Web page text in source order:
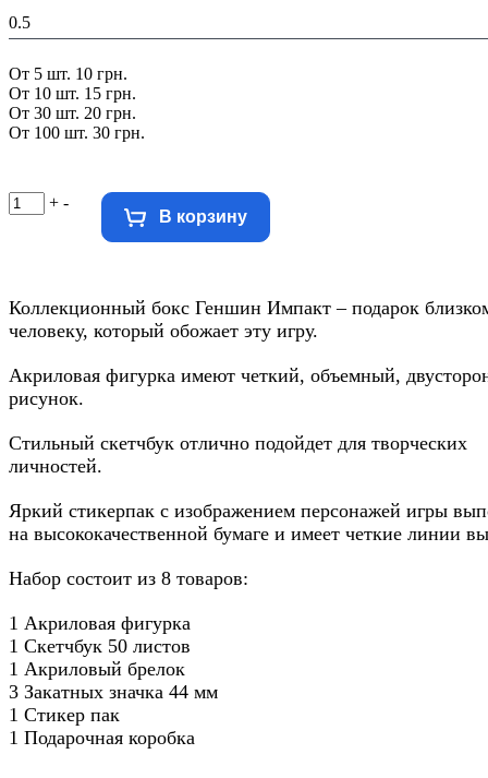
0.5
От 5 шт. 10 грн.
От 10 шт. 15 грн.
От 30 шт. 20 грн.
От 100 шт. 30 грн.
+ -
В корзину
Коллекционный бокс Геншин Импакт – подарок
человеку, который обожает эту игру.
Акриловая фигурка имеют четкий, объемный,
рисунок.
Стильный скетчбук отлично подойдет для творческих
личностей.
Яркий стикерпак с изображением персонажей игры
на высококачественной бумаге и имеет четкие линии
Набор состоит из 8 товаров:
1 Акриловая фигурка
1 Скетчбук 50 листов
1 Акриловый брелок
3 Закатных значка 44 мм
1 Стикер пак
1 Подарочная коробка